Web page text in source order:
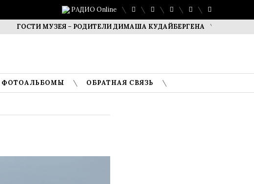
РАДИО Online
МУЗЕЯ – РОДИТЕЛИ ДИМАША КУДАЙБЕРГЕНА САФУАН
ФОТОАЛЬБОМЫ ОБРАТНАЯ СВЯЗЬ